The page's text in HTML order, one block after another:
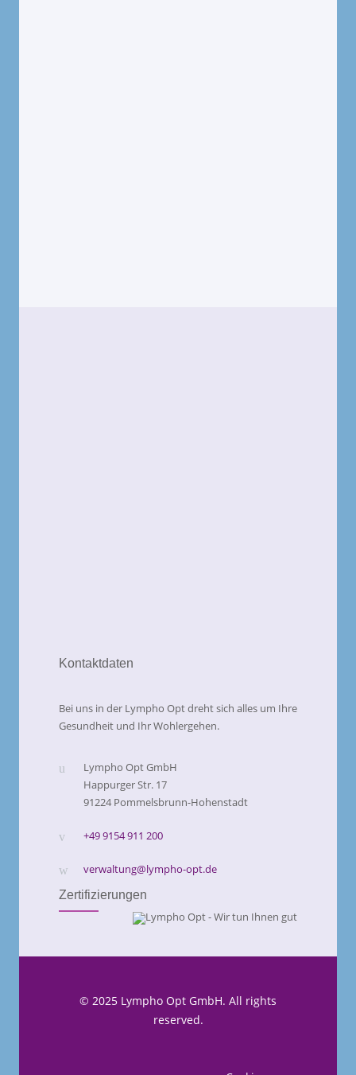
Kontaktdaten
Bei uns in der Lympho Opt dreht sich alles um Ihre
Gesundheit und Ihr Wohlergehen.
Lympho Opt GmbH
Happurger Str. 17
91224 Pommelsbrunn-Hohenstadt
+49 9154 911 200
verwaltung@lympho-opt.de
Zertifizierungen
© 2025 Lympho Opt GmbH. All rights
reserved.